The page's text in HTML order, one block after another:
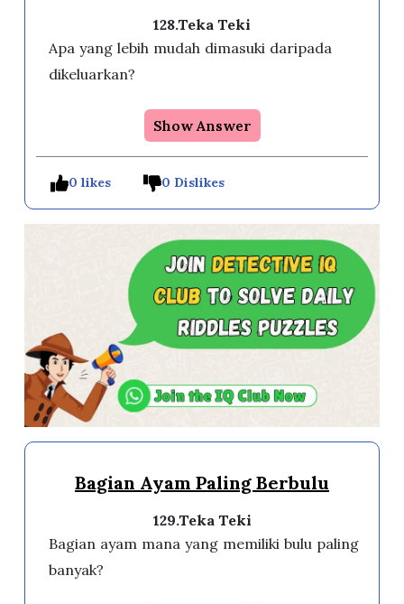
128.Teka Teki
Apa yang lebih mudah dimasuki daripada
dikeluarkan?
Show Answer
0 likes 0 Dislikes
Bagian Ayam Paling Berbulu
129.Teka Teki
Bagian ayam mana yang memiliki bulu paling
banyak?